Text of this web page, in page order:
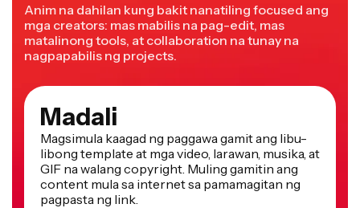
Anim na dahilan kung bakit nanatiling focused ang
mga creators: mas mabilis na pag-edit, mas
matalinong tools, at collaboration na tunay na
nagpapabilis ng projects.
Madali
Magsimula kaagad ng paggawa gamit ang libu-
libong template at mga video, larawan, musika, at
GIF na walang copyright. Muling gamitin ang
content mula sa internet sa pamamagitan ng
pagpasta ng link.